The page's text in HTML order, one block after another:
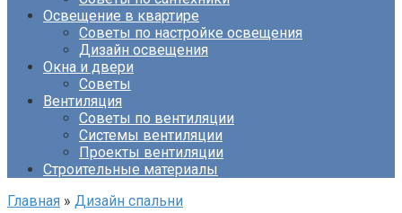
Освещение в квартире
Советы по настройке освещения
Дизайн освещения
Окна и двери
Советы
Вентиляция
Советы по вентиляции
Системы вентиляции
Проекты вентиляции
Строительные материалы
Главная » Дизайн спальни